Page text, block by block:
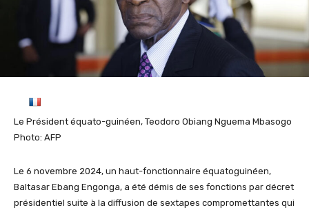
Le Président équato-guinéen, Teodoro Obiang Nguema Mbasogo
Photo: AFP
Le 6 novembre 2024, un haut-fonctionnaire équatoguinéen,
Baltasar Ebang Engonga, a été démis de ses fonctions par décret
présidentiel suite à la diffusion de sextapes compromettantes qui